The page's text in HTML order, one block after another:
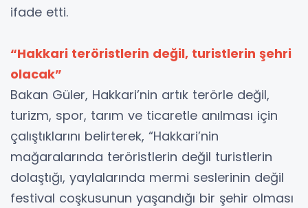
ifade etti.
“Hakkari teröristlerin değil, turistlerin şehri
olacak”
Bakan Güler, Hakkari’nin artık terörle değil,
turizm, spor, tarım ve ticaretle anılması için
çalıştıklarını belirterek, “Hakkari’nin
mağaralarında teröristlerin değil turistlerin
dolaştığı, yaylalarında mermi seslerinin değil
festival coşkusunun yaşandığı bir şehir olması